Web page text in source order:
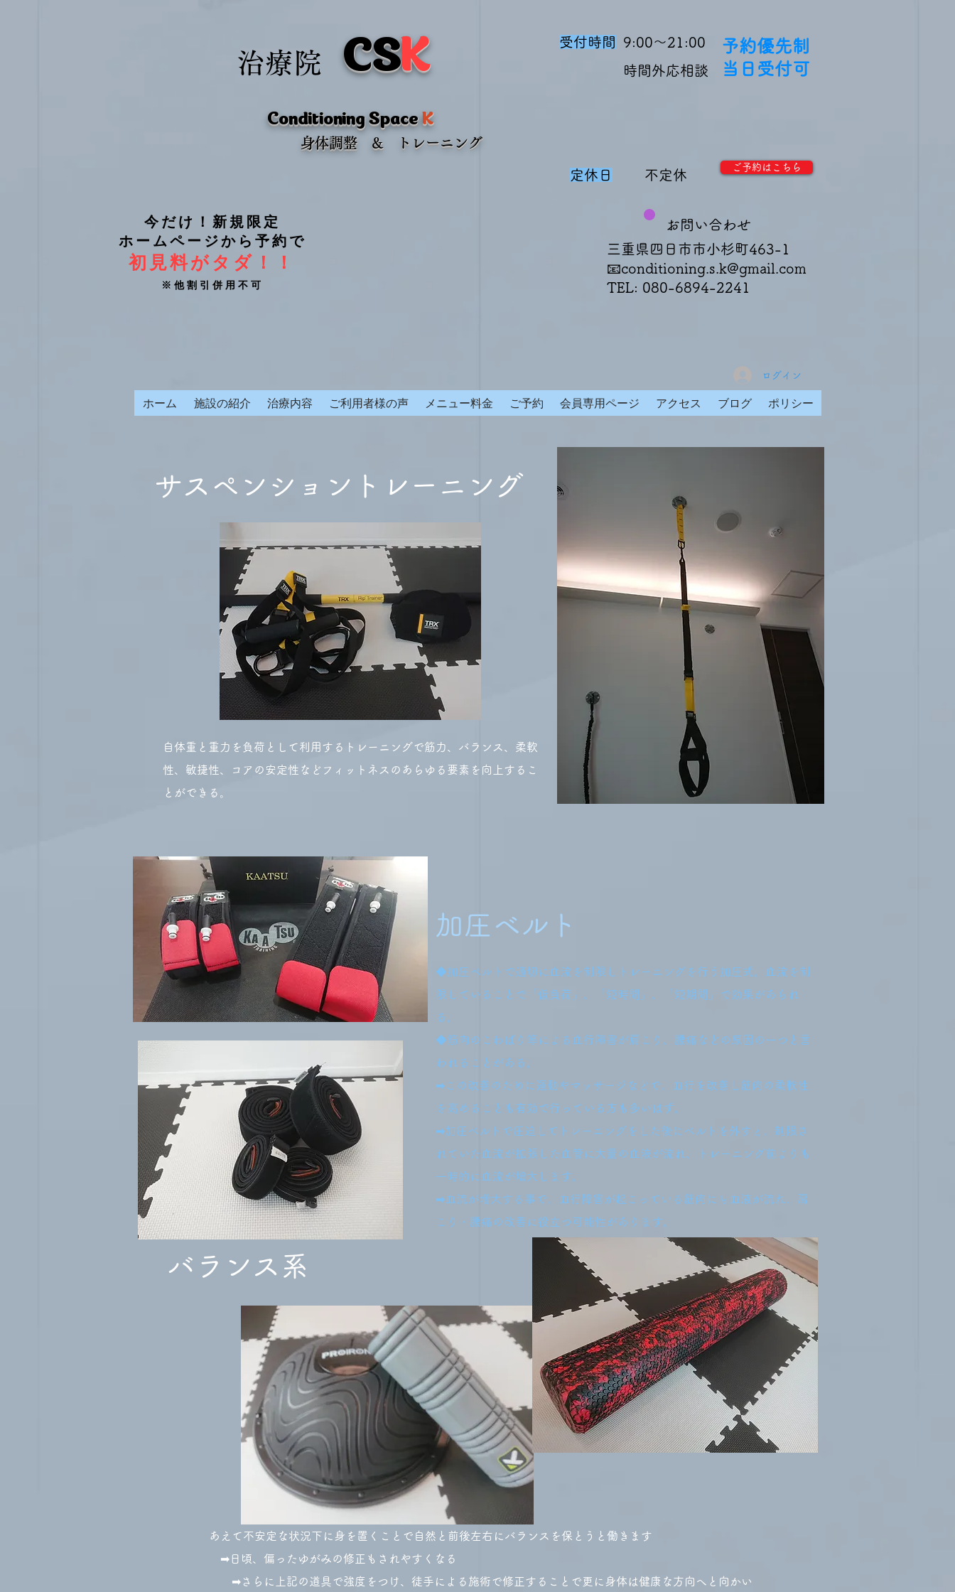
治療院 CSK 受付時間
9:00～21:00
​時間外応相談
予約優先制
当日受付可
Conditioning SpaceK
​身体調整 & トレーニング
今だけ！新規限定
ホームページから予約で
初見料がタダ！！
※他割引併用不可
定休日 不定休
ご予約はこちら
お問い合わせ
三重県四日市市小杉町463-1
📧conditioning.s.k@gmail.com
TEL: 080-6894-2241
ログイン
ホーム 施設の紹介 治療内容 ご利用者様の声 メニュー料金 ご予約 会員専用ページ アクセス ブログ ポリシー
​サスペンショントレーニング
自体重と重力を負荷として利用するトレーニングで筋力、バランス、柔軟
性、敏捷性、コアの安定性などフィットネスのあらゆる要素を向上するこ
とができる。
加圧ベルト
◆加圧ベルトで適切に血流を制限しトレーニングを行う加圧式。血流を制
限していることで「低負荷」、「短時間」、「短期間」で効果があられ
る。
◆筋肉のこわばり等による血行障害が肩こり、腰痛などの原因の一つと言
われることがある。
➡この改善のために運動やマッサージなどで、血行を改善し筋肉の柔軟性
を高めることも有効で行っている方も多いはず。
➡加圧ベルトで圧迫してトレーニングをした後にベルトを外すと、制限さ
れていた血流が拡張した血管に大量の血液が流れ、トレーニング前よりも
一時的に血流が増大します。
➡血流が増大する事で、血行障害が起こっている筋肉にも血液が流れ、肩
こり・腰痛の改善に役立つ可能性があります。
バランス系
あえて不安定な状況下に身を置くことで自然と前後左右にバランスを保とうと働きます
➡日頃、偏ったゆがみの修正もされやすくなる
​ ➡さらに上記の道具で強度をつけ、徒手による施術で修正することで更に身体は健康な方向へと向かい